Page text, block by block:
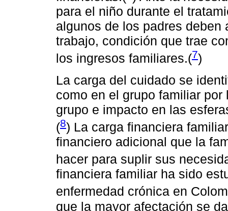
para el niño durante el
algunos de los padres
trabajo, condición que trae
los ingresos familiares.(7)
La carga del cuidado se
como en el grupo familiar
grupo e impacto en las
(8) La carga financiera
financiero adicional que la
hacer para suplir sus
financiera familiar ha sido
enfermedad crónica en
que la mayor afectación se